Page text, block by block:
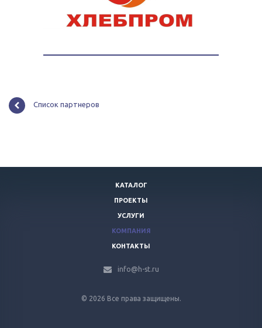
Список партнеров
© 2026 Все права защищены.
КАТАЛОГ
ПРОЕКТЫ
УСЛУГИ
КОМПАНИЯ
КОНТАКТЫ
info@h-st.ru